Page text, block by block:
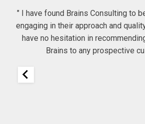
" I have found Brains Consulting to
engaging in their approach and
have no hesitation in
Brains to any prospective